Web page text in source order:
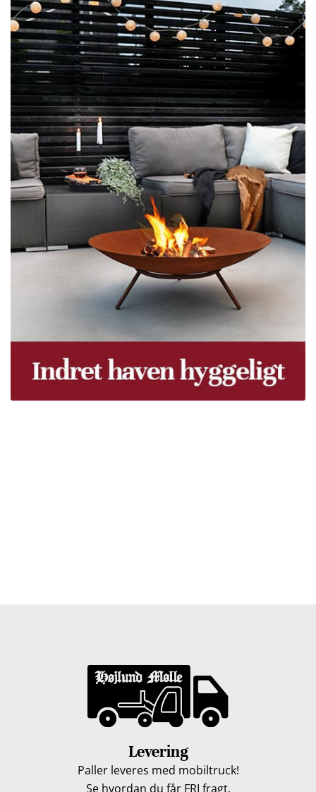
Levering
Paller leveres med mobiltruck!
Se hvordan du får FRI fragt.